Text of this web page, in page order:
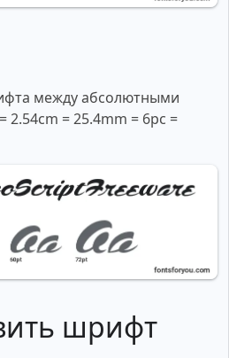
между абсолютными
2.54cm = 25.4mm = 6pc =
шрифт